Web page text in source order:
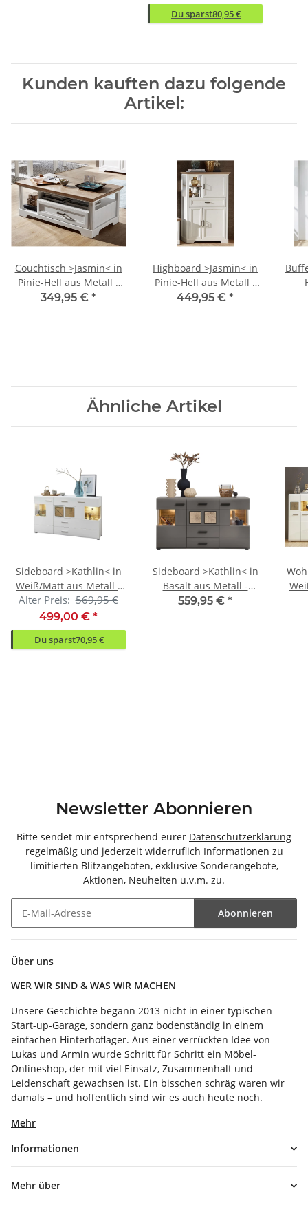
Du sparst80,95 €
Kunden kauften dazu folgende
Artikel:
Couchtisch >Jasmin< in
Pinie-Hell aus Metall -
120x45x67cm (BxHxT)
349,95 € *
Highboard >Jasmin< in
Pinie-Hell aus Metall -
93x150x42cm (BxHxT)
449,95 € *
Ähnliche Artikel
Sideboard >Kathlin< in
Weiß/Matt aus Metall -
170x94x42cm (BxHxT)
Alter Preis: 569,95 €
499,00 € *
Du sparst70,95 €
Sideboard >Kathlin< in
Basalt aus Metall -
170x94x42cm (BxHxT)
559,95 € *
Newsletter Abonnieren
Bitte sendet mir entsprechend eurer Datenschutzerklärung
regelmäßig und jederzeit widerruflich Informationen zu
limitierten Blitzangeboten, exklusive Sonderangebote,
Aktionen, Neuheiten u.v.m. zu.
Abonnieren
Über uns
WER WIR SIND & WAS WIR MACHEN
Unsere Geschichte begann 2013 nicht in einer typischen
Start-up-Garage, sondern ganz bodenständig in einem
einfachen Hinterhoflager. Aus einer verrückten Idee von
Lukas und Armin wurde Schritt für Schritt ein Möbel-
Onlineshop, der mit viel Einsatz, Zusammenhalt und
Leidenschaft gewachsen ist. Ein bisschen schräg waren wir
damals – und hoffentlich sind wir es auch heute noch.
Mehr
Informationen
Mehr über